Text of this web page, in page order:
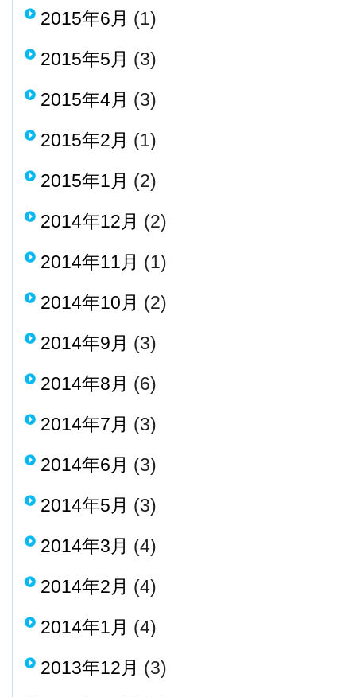
2015年6月 (1)
2015年5月 (3)
2015年4月 (3)
2015年2月 (1)
2015年1月 (2)
2014年12月 (2)
2014年11月 (1)
2014年10月 (2)
2014年9月 (3)
2014年8月 (6)
2014年7月 (3)
2014年6月 (3)
2014年5月 (3)
2014年3月 (4)
2014年2月 (4)
2014年1月 (4)
2013年12月 (3)